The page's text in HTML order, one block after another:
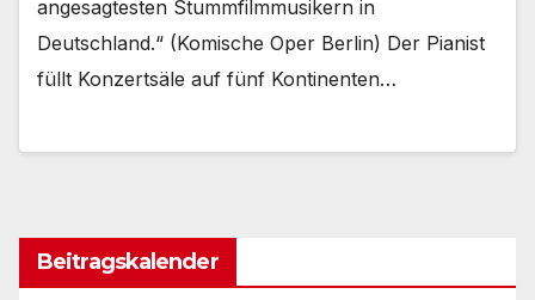
angesagtesten Stummfilmmusikern in
Deutschland.“ (Komische Oper Berlin) Der Pianist
füllt Konzertsäle auf fünf Kontinenten…
Beitragskalender